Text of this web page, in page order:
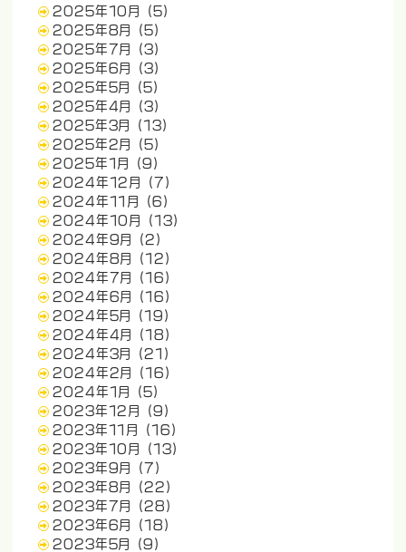
2025年10月
(5)
2025年8月
(5)
2025年7月
(3)
2025年6月
(3)
2025年5月
(5)
2025年4月
(3)
2025年3月
(13)
2025年2月
(5)
2025年1月
(9)
2024年12月
(7)
2024年11月
(6)
2024年10月
(13)
2024年9月
(2)
2024年8月
(12)
2024年7月
(16)
2024年6月
(16)
2024年5月
(19)
2024年4月
(18)
2024年3月
(21)
2024年2月
(16)
2024年1月
(5)
2023年12月
(9)
2023年11月
(16)
2023年10月
(13)
2023年9月
(7)
2023年8月
(22)
2023年7月
(28)
2023年6月
(18)
2023年5月
(9)